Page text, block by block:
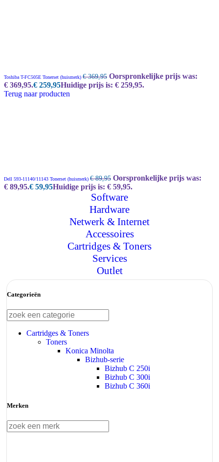
Toshiba T-FC505E Tonerset (huismerk) €369,95 Oorspronkelijke prijs was:
€ 369,95.€ 259,95Huidige prijs is: € 259,95.
Terug naar producten
Dell 593-11140/11143 Tonerset (huismerk) €89,95 Oorspronkelijke prijs was:
€ 89,95.€ 59,95Huidige prijs is: € 59,95.
Software
Hardware
Netwerk & Internet
Accessoires
Cartridges & Toners
Services
Outlet
Categorieën
Cartridges & Toners
Toners
Konica Minolta
Bizhub-serie
Bizhub C 250i
Bizhub C 300i
Bizhub C 360i
Merken